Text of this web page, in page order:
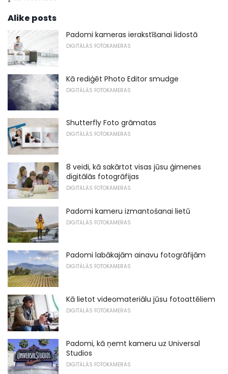
Alike posts
Padomi kameras ierakstīšanai lidostā
DIGITĀLĀS FOTOKAMERAS
Kā rediģēt Photo Editor smudge
DIGITĀLĀS FOTOKAMERAS
Shutterfly Foto grāmatas
DIGITĀLĀS FOTOKAMERAS
8 veidi, kā sakārtot visas jūsu ģimenes
digitālās fotogrāfijas
DIGITĀLĀS FOTOKAMERAS
Padomi kameru izmantošanai lietū
DIGITĀLĀS FOTOKAMERAS
Padomi labākajām ainavu fotogrāfijām
DIGITĀLĀS FOTOKAMERAS
Kā lietot videomateriālu jūsu fotoattēliem
DIGITĀLĀS FOTOKAMERAS
Padomi, kā ņemt kameru uz Universal
Studios
DIGITĀLĀS FOTOKAMERAS